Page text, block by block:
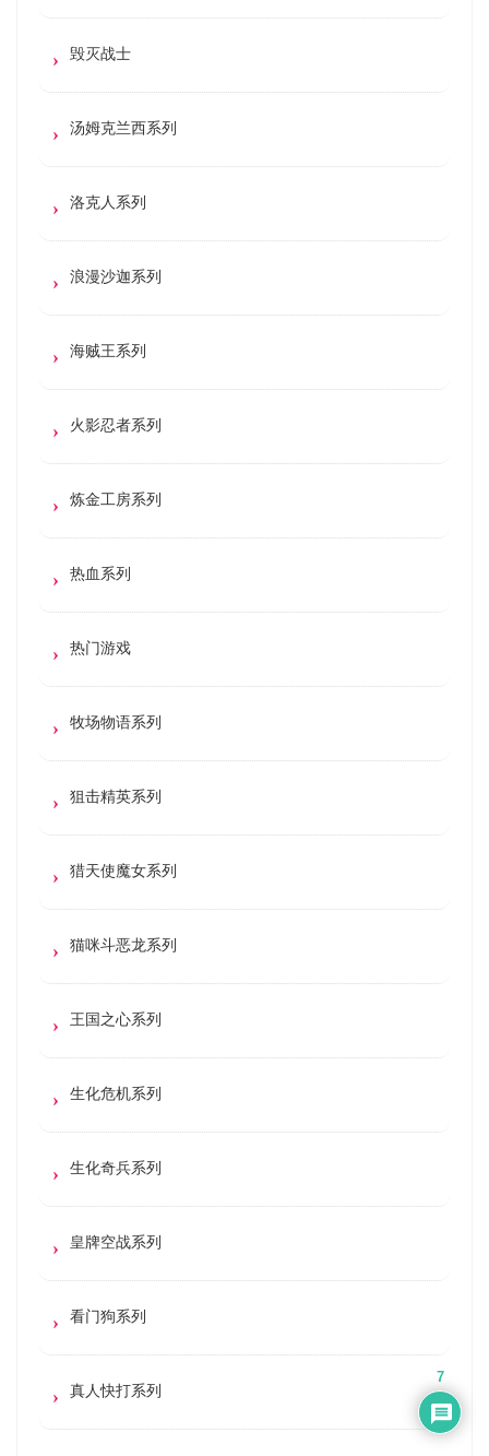
毁灭战士
汤姆克兰西系列
洛克人系列
浪漫沙迦系列
海贼王系列
火影忍者系列
炼金工房系列
热血系列
热门游戏
牧场物语系列
狙击精英系列
猎天使魔女系列
猫咪斗恶龙系列
王国之心系列
生化危机系列
生化奇兵系列
皇牌空战系列
看门狗系列
真人快打系列
7